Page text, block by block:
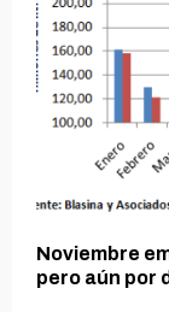
Noviembre
pero aún por